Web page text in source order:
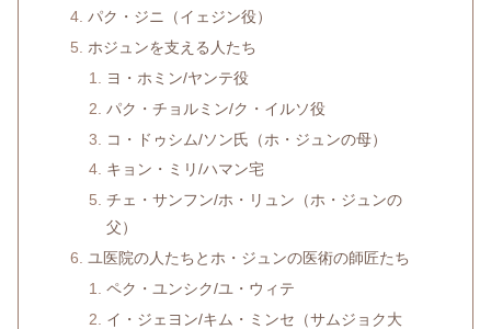
パク・ジニ（イェジン役）
ホジュンを支える人たち
ヨ・ホミン/ヤンテ役
パク・チョルミン/ク・イルソ役
コ・ドゥシム/ソン氏（ホ・ジュンの母）
キョン・ミリ/ハマン宅
チェ・サンフン/ホ・リュン（ホ・ジュンの
父）
ユ医院の人たちとホ・ジュンの医術の師匠たち
ペク・ユンシク/ユ・ウィテ
イ・ジェヨン/キム・ミンセ（サムジョク大